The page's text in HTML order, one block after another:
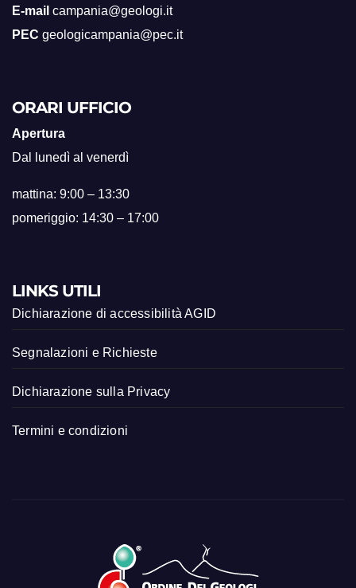
E-mail campania@geologi.it
PEC geologicampania@pec.it
ORARI UFFICIO
Apertura
Dal lunedì al venerdì
mattina: 9:00 – 13:30
pomeriggio: 14:30 – 17:00
LINKS UTILI
Dichiarazione di accessibilità AGID
Segnalazioni e Richieste
Dichiarazione sulla Privacy
Termini e condizioni